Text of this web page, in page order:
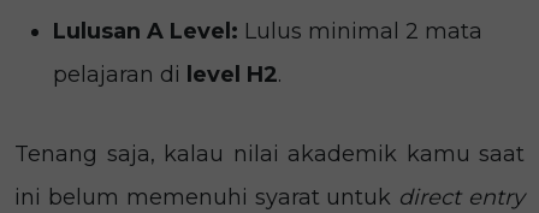
Lulusan A Level: Lulus minimal 2 mata
pelajaran di level H2.
Tenang saja, kalau nilai akademik kamu saat
ini belum memenuhi syarat untuk direct entry